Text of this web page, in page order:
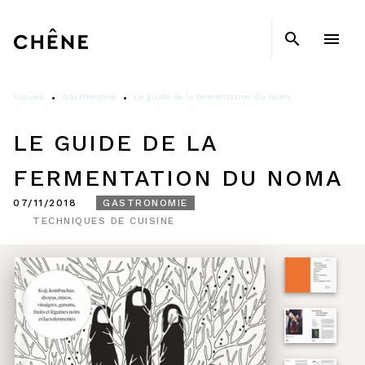
MENU
search menu
Accueil • Gastronomie • Le guide de la fermentation du Noma
LE GUIDE DE LA
FERMENTATION DU NOMA
07/11/2018
GASTRONOMIE
TECHNIQUES DE CUISINE